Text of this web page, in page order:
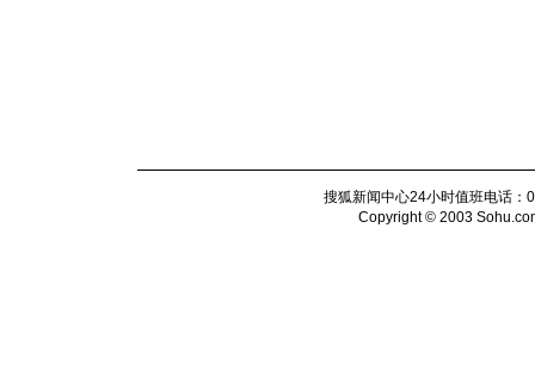
搜狐新闻中心24小时值班电话
Copyright © 2003